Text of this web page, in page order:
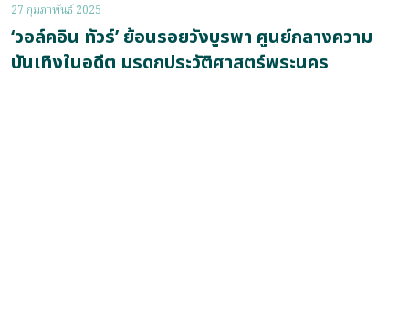
27 กุมภาพันธ์ 2025
‘วอล์คอิน ทัวร์’ ย้อนรอยวังบูรพา ศูนย์กลางความ
บันเทิงในอดีต มรดกประวัติศาสตร์พระนคร